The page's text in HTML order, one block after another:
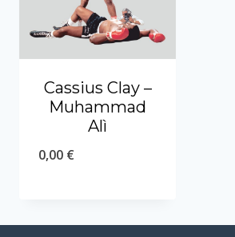
Cassius Clay –
Muhammad
Alì
0,00 €